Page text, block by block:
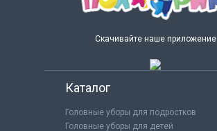
Скачивайте наше приложение
Каталог
Головные уборы для подростков
Головные уборы для детей